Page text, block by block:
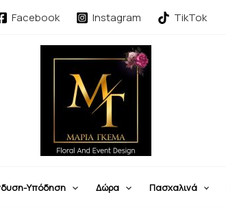
Facebook Instagram TikTok
Υπόδηση Δώρα Πασχαλινά